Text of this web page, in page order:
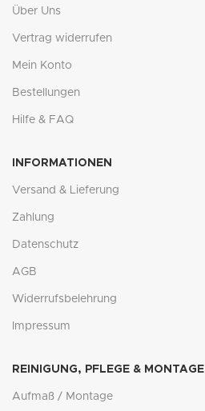
Über Uns
Vertrag widerrufen
Mein Konto
Bestellungen
Hilfe & FAQ
INFORMATIONEN
Versand & Lieferung
Zahlung
Datenschutz
AGB
Widerrufsbelehrung
Impressum
REINIGUNG, PFLEGE & MONTAGE
Aufmaß / Montage